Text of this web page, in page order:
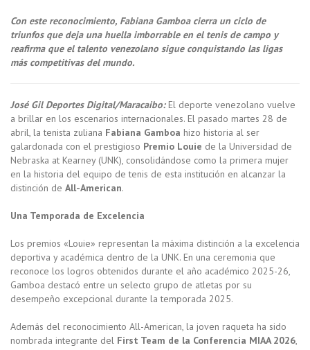
Con este reconocimiento, Fabiana Gamboa cierra un ciclo de
triunfos que deja una huella imborrable en el tenis de campo y
reafirma que el talento venezolano sigue conquistando las ligas
más competitivas del mundo.
José Gil Deportes Digital/Maracaibo:El deporte venezolano vuelve
a brillar en los escenarios internacionales. El pasado martes 28 de
abril, la tenista zuliana Fabiana Gamboa hizo historia al ser
galardonada con el prestigioso Premio Louie de la Universidad de
Nebraska at Kearney (UNK), consolidándose como la primera mujer
en la historia del equipo de tenis de esta institución en alcanzar la
distinción de All-American.
Una Temporada de Excelencia
Los premios «Louie» representan la máxima distinción a la excelencia
deportiva y académica dentro de la UNK. En una ceremonia que
reconoce los logros obtenidos durante el año académico 2025-26,
Gamboa destacó entre un selecto grupo de atletas por su
desempeño excepcional durante la temporada 2025.
Además del reconocimiento All-American, la joven raqueta ha sido
nombrada integrante del First Team de la Conferencia MIAA 2026,